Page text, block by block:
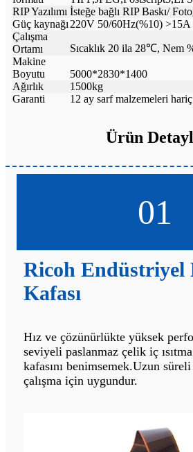
RIP Yazılımı İsteğe bağlı RIP Baskı/
Güç kaynağı 220V 50/60Hz(%10) >15A
Çalışma
Ortamı
Sıcaklık 20 ila 28℃, Nem
Makine
Boyutu
5000*2830*1400
Ağırlık
1500kg
Garanti
12 ay sarf malzemeleri hariç
Ürün
01
Ricoh Endüstriyel
Kafası
Hız ve çözünürlükte yüksek
seviyeli paslanmaz çelik iç
kafasını benimsemek.Uzun
çalışma için uygundur.